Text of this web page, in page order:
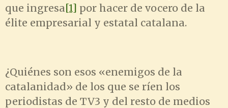
que ingresa[1] por hacer de vocero de la
élite empresarial y estatal catalana.
¿Quiénes son esos «enemigos de la
catalanidad» de los que se ríen los
periodistas de TV3 y del resto de medios